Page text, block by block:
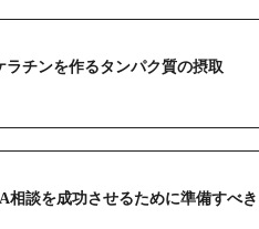
ラチンを作るタンパク質の摂取
相談を成功させるために準備すべき